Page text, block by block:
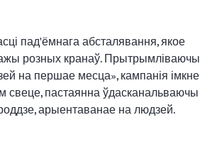
пад'ёмнага абсталявання, якое
розных кранаў.
на першае месца», кампанія
свеце, пастаянна ўдасканальваючы
арыентаванае на людзей.